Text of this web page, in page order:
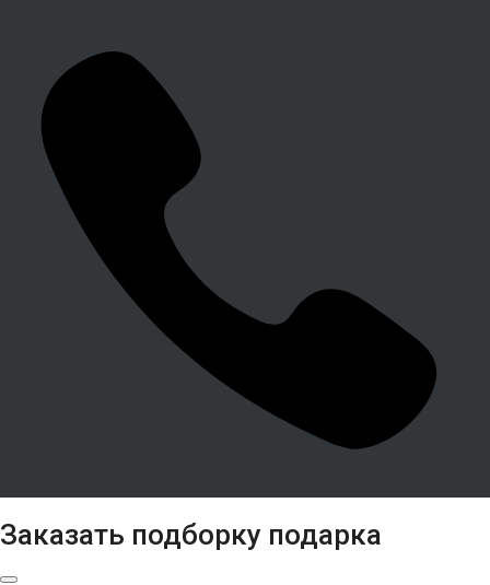
Заказать подборку подарка